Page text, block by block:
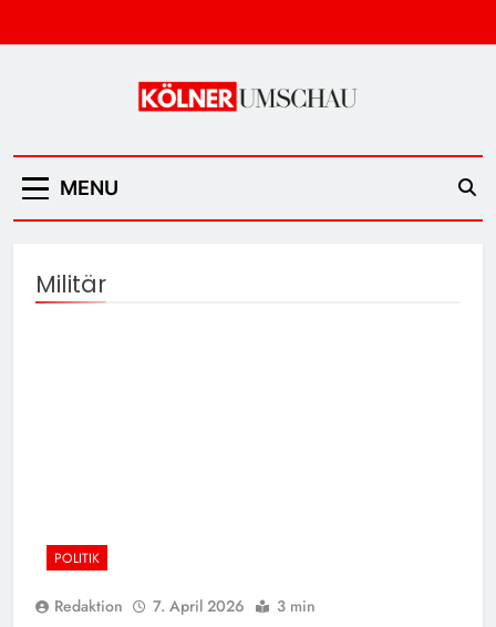
to
Kölner Umschau
MENU
Militär
POLITIK
Redaktion 7. April 2026 3 min